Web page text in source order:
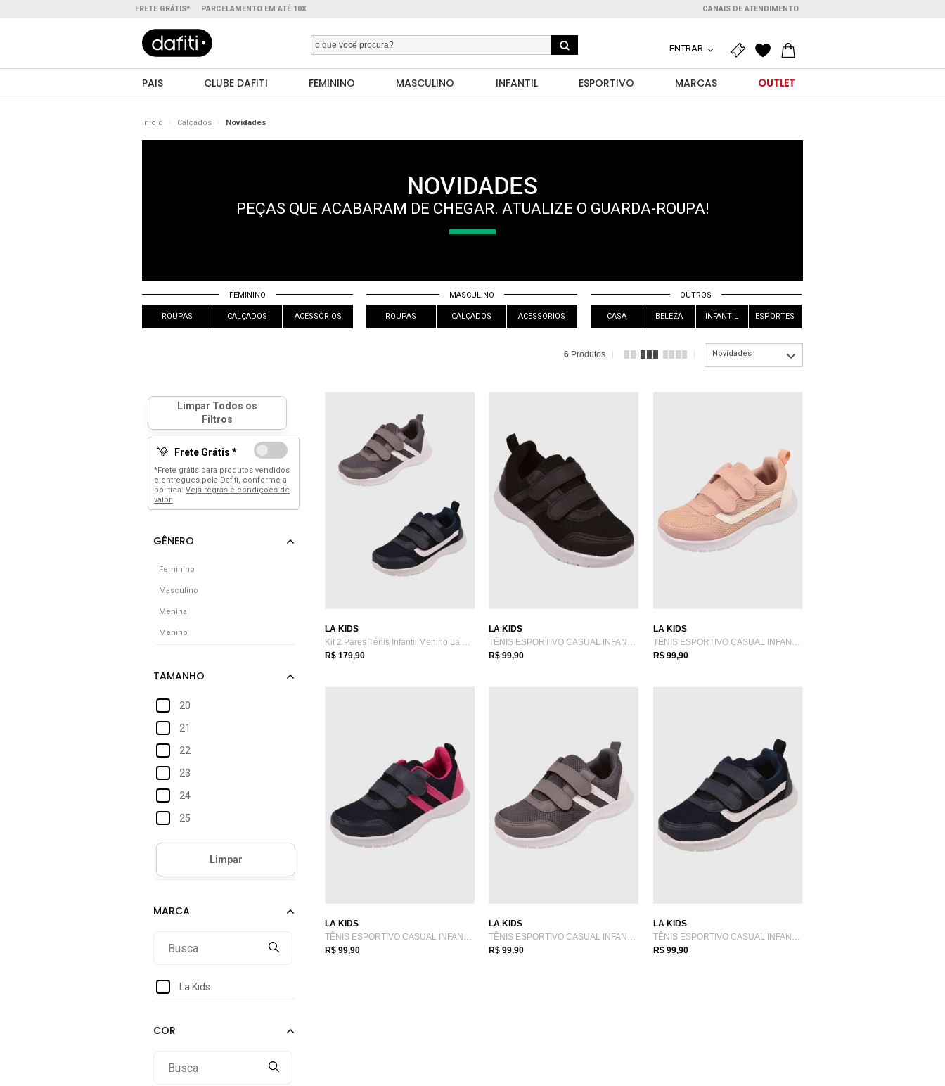
FRETE GRÁTIS* PARCELAMENTO EM ATÉ 10X CANAIS DE ATENDIMENTO
ENTRAR
PAIS CLUBE DAFITI FEMININO MASCULINO INFANTIL ESPORTIVO MARCAS OUTLET
Início Calçados Novidades
NOVIDADES
PEÇAS QUE ACABARAM DE CHEGAR. ATUALIZE O GUARDA-ROUPA!
FEMININO
ROUPAS CALÇADOS ACESSÓRIOS
MASCULINO
ROUPAS CALÇADOS ACESSÓRIOS
OUTROS
CASA BELEZA INFANTIL ESPORTES
6 Produtos Novidades
Frete Grátis *
*Frete grátis para produtos vendidos
e entregues pela Dafiti, conforme a
política: Veja regras e condições de
valor.
Feminino
Masculino
Menina
Menino
20
21
22
23
24
25
26
29
31
La Kids
LA KIDS
Kit 2 Pares Tênis Infantil Menino La Via Kids
R$ 179,90
LA KIDS
TÊNIS ESPORTIVO CASUAL INFANTIL LA VIA KIDS PRETO
R$ 99,90
LA KIDS
TÊNIS ESPORTIVO CASUAL INFANTIL LA VIA K...
R$ 99,90
LA KIDS
TÊNIS ESPORTIVO CASUAL INFANTIL LA VIA K...
R$ 99,90
LA KIDS
TÊNIS ESPORTIVO CASUAL INFANTIL LA VIA K...
R$ 99,90
LA KIDS
TÊNIS ESPORTIVO CASUAL INFANTIL LA VIA K...
R$ 99,90